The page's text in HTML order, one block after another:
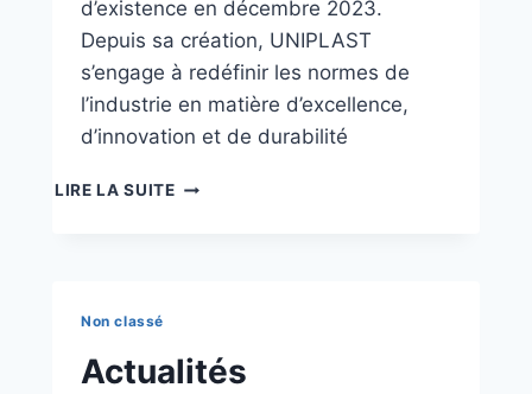
d’existence en décembre 2023.
Depuis sa création, UNIPLAST
s’engage à redéfinir les normes de
l’industrie en matière d’excellence,
d’innovation et de durabilité
LIRE LA SUITE
Non classé
Actualités